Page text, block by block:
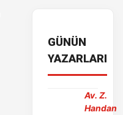
GÜNÜN
YAZARLARI
Av. Z.
Handan